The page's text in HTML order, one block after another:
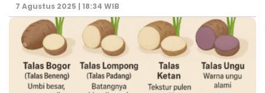
7 Agustus 2025 | 18:34 WIB